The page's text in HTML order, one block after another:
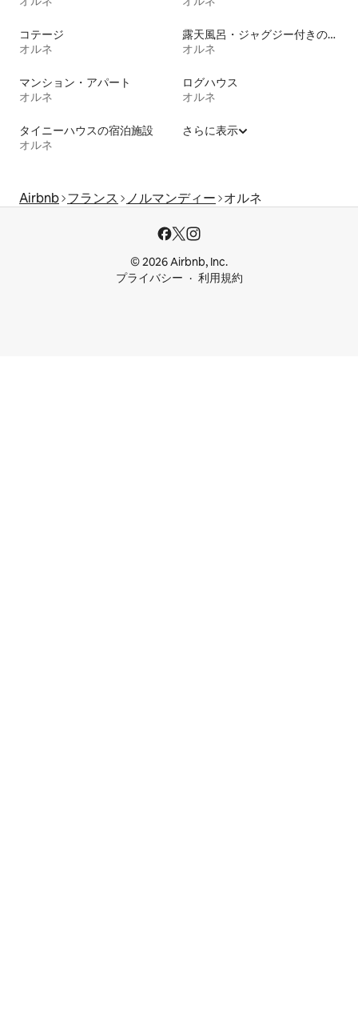
コテージ
オルネ
露天風呂・ジャグジー付きの宿泊施設
オルネ
マンション・アパート
オルネ
ログハウス
オルネ
タイニーハウスの宿泊施設
オルネ
さらに表示
Airbnb フランス ノルマンディー オルネ
© 2026 Airbnb, Inc.
プライバシー
利用規約